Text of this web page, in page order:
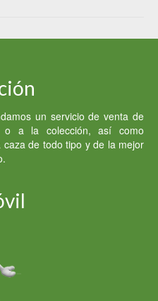
un servicio de venta de
o a la colección, así como
de todo tipo y de la mejor